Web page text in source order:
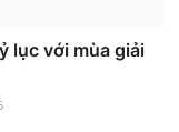
lục với mùa giải